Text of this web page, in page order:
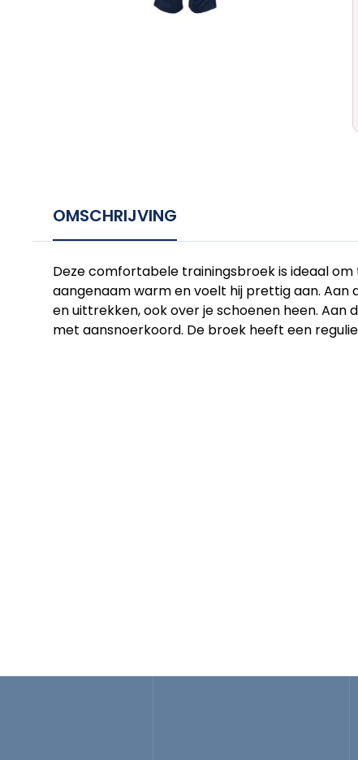
OMSCHRIJVING
Deze comfortabele trainingsbroek is ideaal om
aangenaam warm en voelt hij prettig aan. Aan
en uittrekken, ook over je schoenen heen.
met aansnoerkoord. De broek heeft een